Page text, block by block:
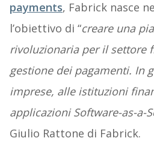
payments, Fabrick nasce
l’obiettivo di “creare una
rivoluzionaria per il settore
gestione dei pagamenti. In
imprese, alle istituzioni
applicazioni Software-as-a-
Giulio Rattone di Fabrick.